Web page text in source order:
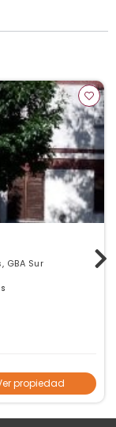
Sur
propiedad